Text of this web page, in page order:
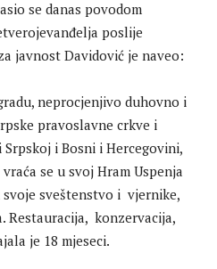
se danas povodom
poslije
javnost Davidović je naveo:
neprocjenjivo duhovno i
pravoslavne crkve i
i Bosni i Hercegovini,
se u svoj Hram Uspenja
svoje sveštenstvo i vjernike,
Restauracija, konzervacija,
je 18 mjeseci.